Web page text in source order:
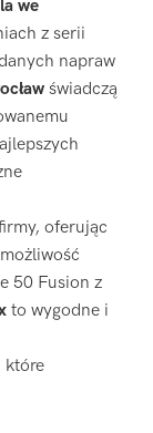
we
z serii
napraw
świadczą
oferując
50 Fusion z
to wygodne i
które